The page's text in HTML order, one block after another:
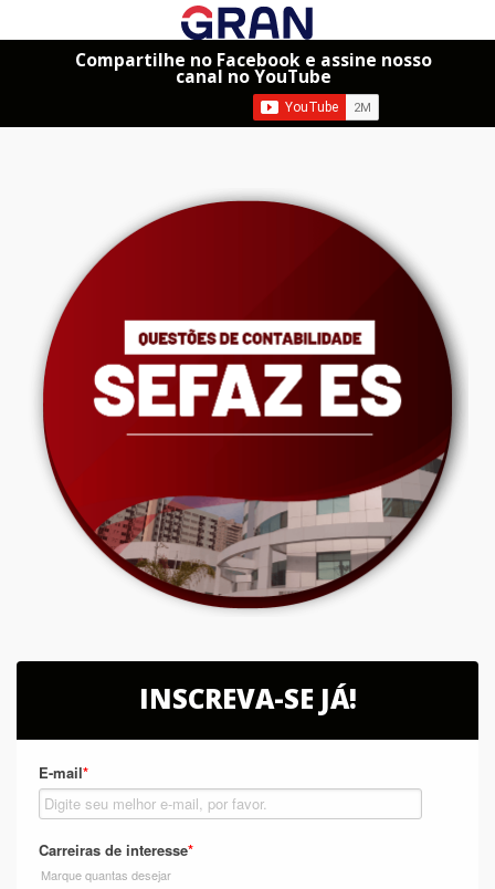
Compartilhe no Facebook e assine nosso
canal no YouTube
INSCREVA-SE JÁ!